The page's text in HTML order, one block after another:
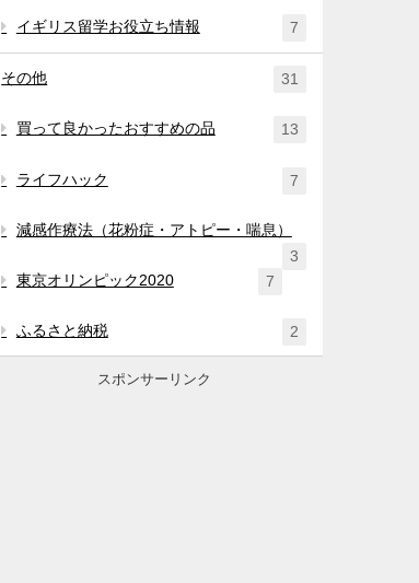
イギリス留学お役立ち情報 7
その他 31
買って良かったおすすめの品 13
ライフハック 7
減感作療法（花粉症・アトピー・喘息）
3
東京オリンピック2020
7
ふるさと納税 2
スポンサーリンク